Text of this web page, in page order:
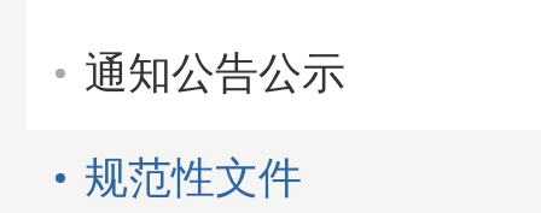
通知公告公示
规范性文件